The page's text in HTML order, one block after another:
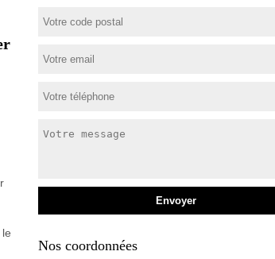
Nos coordonnées